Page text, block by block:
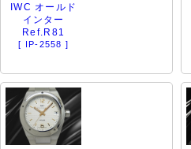
IWC オールド
インター
Ref.R81
[ IP-2558 ]